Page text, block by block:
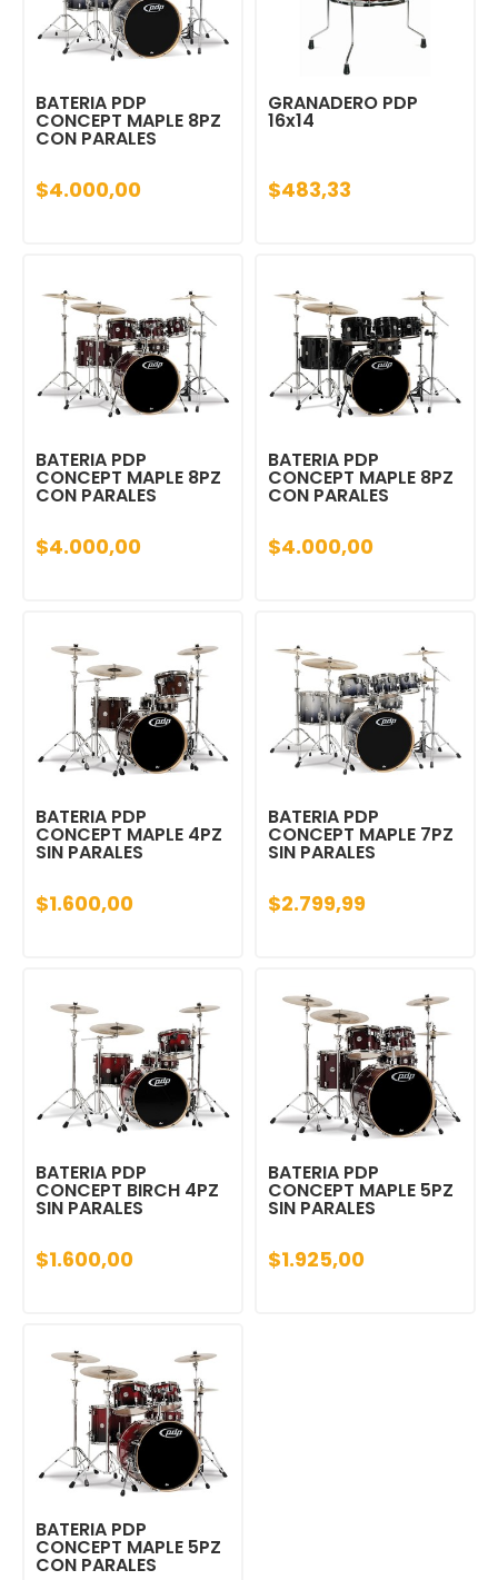
BATERIA PDP
CONCEPT MAPLE 8PZ
CON PARALES
$4.000,00
GRANADERO PDP
16x14
$483,33
BATERIA PDP
CONCEPT MAPLE 8PZ
CON PARALES
$4.000,00
BATERIA PDP
CONCEPT MAPLE 8PZ
CON PARALES
$4.000,00
BATERIA PDP
CONCEPT MAPLE 4PZ
SIN PARALES
$1.600,00
BATERIA PDP
CONCEPT MAPLE 7PZ
SIN PARALES
$2.799,99
BATERIA PDP
CONCEPT BIRCH 4PZ
SIN PARALES
$1.600,00
BATERIA PDP
CONCEPT MAPLE 5PZ
SIN PARALES
$1.925,00
BATERIA PDP
CONCEPT MAPLE 5PZ
CON PARALES